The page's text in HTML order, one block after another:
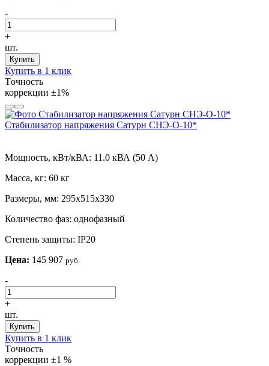
-
+
шт.
Купить
Купить в 1 клик
Tочность
коррекции ±1%
Стабилизатор напряжения Сатурн СНЭ-О-10*
Мощность, кВт/кВА: 11.0 кВА (50 А)
Масса, кг: 60 кг
Размеры, мм: 295х515х330
Количество фаз: однофазный
Степень защиты: IP20
Цена: 145 907 руб.
-
+
шт.
Купить
Купить в 1 клик
Tочность
коррекции ±1 %